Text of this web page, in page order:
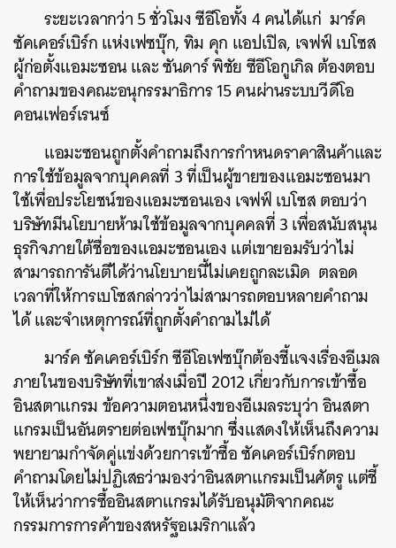
ระยะเวลากว่า 5 ชั่วโมง ซีอีโอทั้ง 4 คนได้แก่ มาร์ค
ซัคเคอร์เบิร์ก แห่งเฟซบุ๊ก, ทิม คุก แอปเปิล, เจฟฟ์ เบโซส
ผู้ก่อตั้งแอมะซอน และ ซันดาร์ พิชัย ซีอีโอกูเกิล ต้องตอบ
คำถามของคณะอนุกรรมาธิการ 15 คนผ่านระบบวีดีโอ
คอนเฟอร์เรนซ์
แอมะซอนถูกตั้งคำถามถึงการกำหนดราคาสินค้าและ
การใช้ข้อมูลจากบุคคลที่ 3 ที่เป็นผู้ขายของแอมะซอนมา
ใช้เพื่อประโยชน์ของแอมะซอนเอง เจฟฟ์ เบโซส ตอบว่า
บริษัทมีนโยบายห้ามใช้ข้อมูลจากบุคคลที่ 3 เพื่อสนับสนุน
ธุรกิจภายใต้ชื่อของแอมะซอนเอง แต่เขายอมรับว่าไม่
สามารถการันตีได้ว่านโยบายนี้ไม่เคยถูกละเมิด ตลอด
เวลาที่ให้การเบโซสกล่าวว่าไม่สามารถตอบหลายคำถาม
ได้ และจำเหตุการณ์ที่ถูกตั้งคำถามไม่ได้
มาร์ค ซัคเคอร์เบิร์ก ซีอีโอเฟซบุ๊กต้องชี้แจงเรื่องอีเมล
ภายในของบริษัทที่เขาส่งเมื่อปี 2012 เกี่ยวกับการเข้าซื้อ
อินสตาแกรม ข้อความตอนหนึ่งของอีเมลระบุว่า อินสตา
แกรมเป็นอันตรายต่อเฟซบุ๊กมาก ซึ่งแสดงให้เห็นถึงความ
พยายามกำจัดคู่แข่งด้วยการเข้าซื้อ ซัคเคอร์เบิร์กตอบ
คำถามโดยไม่ปฏิเสธว่ามองว่าอินสตาแกรมเป็นศัตรู แต่ชี้
ให้เห็นว่าการซื้ออินสตาแกรมได้รับอนุมัติจากคณะ
กรรมการการค้าของสหรัฐอเมริกาแล้ว